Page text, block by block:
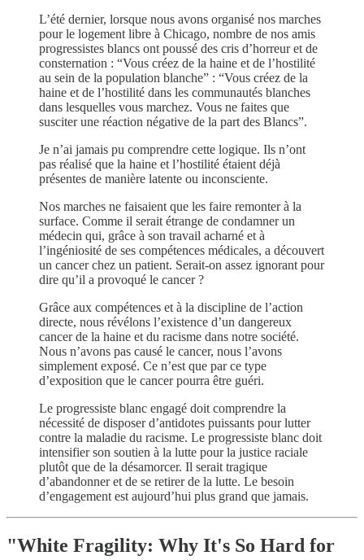
L’été dernier, lorsque nous avons organisé nos marches
pour le logement libre à Chicago, nombre de nos amis
progressistes blancs ont poussé des cris d’horreur et de
consternation : “Vous créez de la haine et de l’hostilité
au sein de la population blanche” : “Vous créez de la
haine et de l’hostilité dans les communautés blanches
dans lesquelles vous marchez. Vous ne faites que
susciter une réaction négative de la part des Blancs”.
Je n’ai jamais pu comprendre cette logique. Ils n’ont
pas réalisé que la haine et l’hostilité étaient déjà
présentes de manière latente ou inconsciente.
Nos marches ne faisaient que les faire remonter à la
surface. Comme il serait étrange de condamner un
médecin qui, grâce à son travail acharné et à
l’ingéniosité de ses compétences médicales, a découvert
un cancer chez un patient. Serait-on assez ignorant pour
dire qu’il a provoqué le cancer ?
Grâce aux compétences et à la discipline de l’action
directe, nous révélons l’existence d’un dangereux
cancer de la haine et du racisme dans notre société.
Nous n’avons pas causé le cancer, nous l’avons
simplement exposé. Ce n’est que par ce type
d’exposition que le cancer pourra être guéri.
Le progressiste blanc engagé doit comprendre la
nécessité de disposer d’antidotes puissants pour lutter
contre la maladie du racisme. Le progressiste blanc doit
intensifier son soutien à la lutte pour la justice raciale
plutôt que de la désamorcer. Il serait tragique
d’abandonner et de se retirer de la lutte. Le besoin
d’engagement est aujourd’hui plus grand que jamais.
"White Fragility: Why It's So Hard for